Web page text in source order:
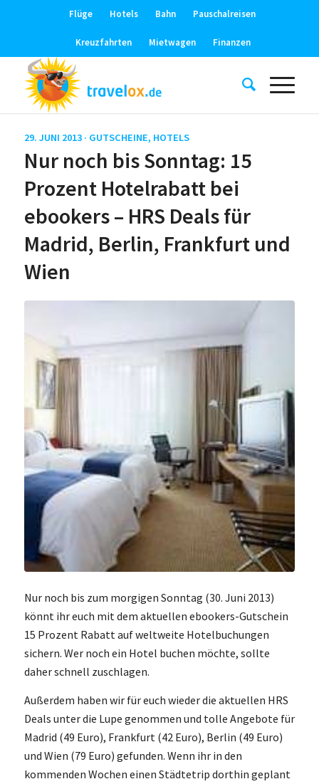
Flüge Hotels Bahn Pauschalreisen
Kreuzfahrten Mietwagen Finanzen
29. JUNI 2013 · GUTSCHEINE, HOTELS
Nur noch bis Sonntag: 15
Prozent Hotelrabatt bei
ebookers – HRS Deals für
Madrid, Berlin, Frankfurt und
Wien
Nur noch bis zum morgigen Sonntag (30. Juni 2013)
könnt ihr euch mit dem aktuellen ebookers-Gutschein
15 Prozent Rabatt auf weltweite Hotelbuchungen
sichern. Wer noch ein Hotel buchen möchte, sollte
daher schnell zuschlagen.
Außerdem haben wir für euch wieder die aktuellen HRS
Deals unter die Lupe genommen und tolle Angebote für
Madrid (49 Euro), Frankfurt (42 Euro), Berlin (49 Euro)
und Wien (79 Euro) gefunden. Wenn ihr in den
kommenden Wochen einen Städtetrip dorthin geplant